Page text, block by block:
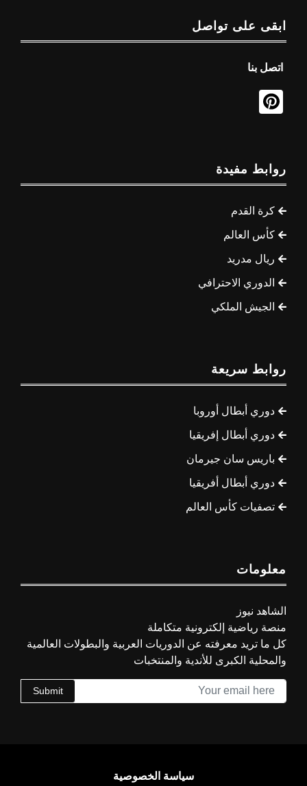
ابقى على تواصل
اتصل بنا
روابط مفيدة
كرة القدم
كأس العالم
ريال مدريد
الدوري الاحترافي
الجيش الملكي
روابط سريعة
دوري أبطال أوروبا
دوري أبطال إفريقيا
باريس سان جيرمان
دوري أبطال أفريقيا
تصفيات كأس العالم
معلومات
الشاهد نيوز
منصة رياضية إلكترونية متكاملة
كل ما تريد معرفته عن الدوريات العربية والبطولات العالمية
والمحلية الكبرى للأندية والمنتخبات
Submit
سياسة الخصوصية